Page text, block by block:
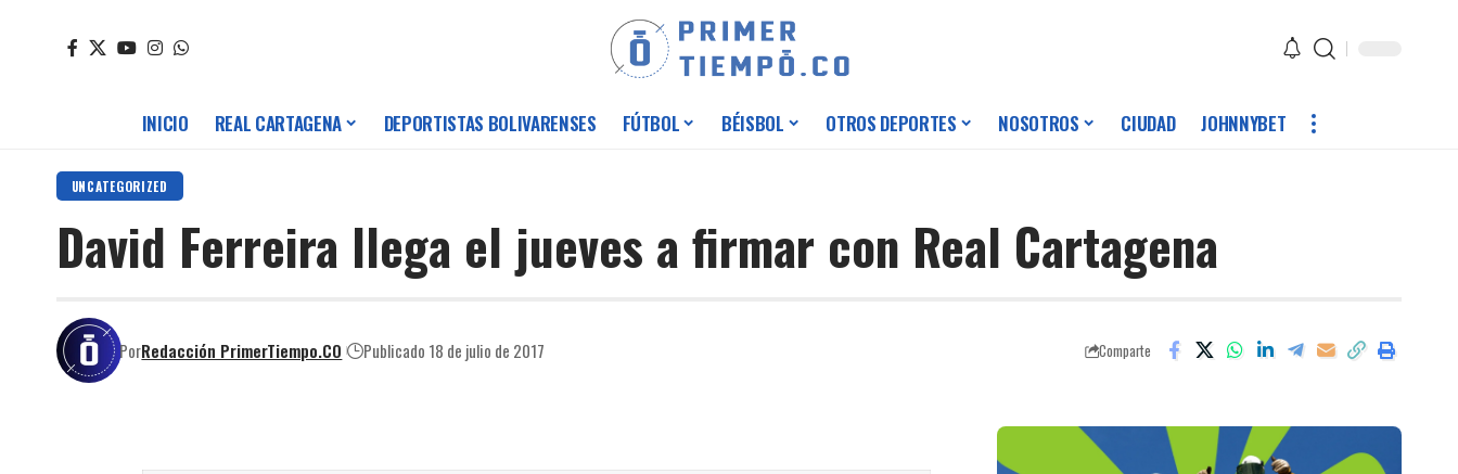
INICIO REAL CARTAGENA DEPORTISTAS BOLIVARENSES FÚTBOL BÉISBOL OTROS DEPORTES NOSOTROS CIUDAD JOHNNYBET
UNCATEGORIZED
David Ferreira llega el jueves a firmar con Real Cartagena
PorRedacción PrimerTiempo.CO Publicado 18 de julio de 2017 Comparte